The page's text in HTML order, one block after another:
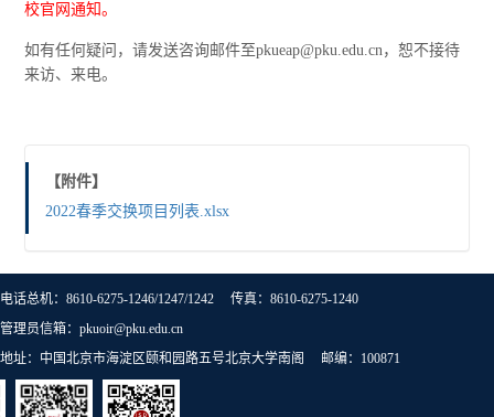
校官网通知。
如有任何疑问，请发送咨询邮件至pkueap@pku.edu.cn，恕不接待
来访、来电。
【附件】
2022春季交换项目列表.xlsx
电话总机：8610-6275-1246/1247/1242 传真：8610-6275-1240
管理员信箱：pkuoir@pku.edu.cn
地址：中国北京市海淀区颐和园路五号北京大学南阁 邮编：100871